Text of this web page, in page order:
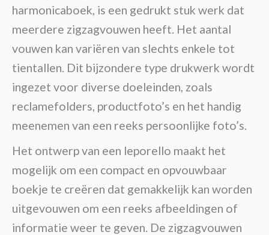
harmonicaboek, is een gedrukt stuk werk dat
meerdere zigzagvouwen heeft. Het aantal
vouwen kan variëren van slechts enkele tot
tientallen. Dit bijzondere type drukwerk wordt
ingezet voor diverse doeleinden, zoals
reclamefolders, productfoto’s en het handig
meenemen van een reeks persoonlijke foto’s.
Het ontwerp van een leporello maakt het
mogelijk om een compact en opvouwbaar
boekje te creëren dat gemakkelijk kan worden
uitgevouwen om een reeks afbeeldingen of
informatie weer te geven. De zigzagvouwen